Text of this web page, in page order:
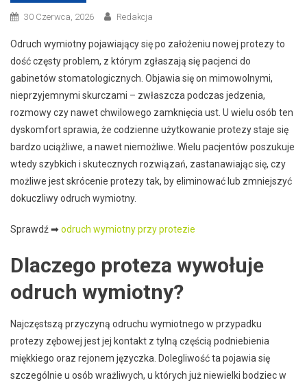
30 Czerwca, 2026 Redakcja
Odruch wymiotny pojawiający się po założeniu nowej protezy to
dość częsty problem, z którym zgłaszają się pacjenci do
gabinetów stomatologicznych. Objawia się on mimowolnymi,
nieprzyjemnymi skurczami – zwłaszcza podczas jedzenia,
rozmowy czy nawet chwilowego zamknięcia ust. U wielu osób ten
dyskomfort sprawia, że codzienne użytkowanie protezy staje się
bardzo uciążliwe, a nawet niemożliwe. Wielu pacjentów poszukuje
wtedy szybkich i skutecznych rozwiązań, zastanawiając się, czy
możliwe jest skrócenie protezy tak, by eliminować lub zmniejszyć
dokuczliwy odruch wymiotny.
Sprawdź ➡odruch wymiotny przy protezie
Dlaczego proteza wywołuje
odruch wymiotny?
Najczęstszą przyczyną odruchu wymiotnego w przypadku
protezy zębowej jest jej kontakt z tylną częścią podniebienia
miękkiego oraz rejonem języczka. Dolegliwość ta pojawia się
szczególnie u osób wrażliwych, u których już niewielki bodziec w